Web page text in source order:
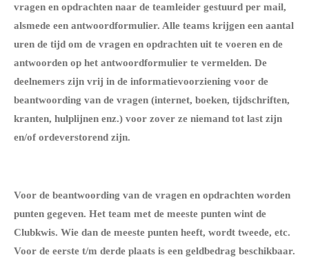
vragen en opdrachten naar de teamleider gestuurd per mail,
alsmede een antwoordformulier. Alle teams krijgen een aantal
uren de tijd om de vragen en opdrachten uit te voeren en de
antwoorden op het antwoordformulier te vermelden. De
deelnemers zijn vrij in de informatievoorziening voor de
beantwoording van de vragen (internet, boeken, tijdschriften,
kranten, hulplijnen enz.) voor zover ze niemand tot last zijn
en/of ordeverstorend zijn.
Voor de beantwoording van de vragen en opdrachten worden
punten gegeven. Het team met de meeste punten wint de
Clubkwis. Wie dan de meeste punten heeft, wordt tweede, etc.
Voor de eerste t/m derde plaats is een geldbedrag beschikbaar.